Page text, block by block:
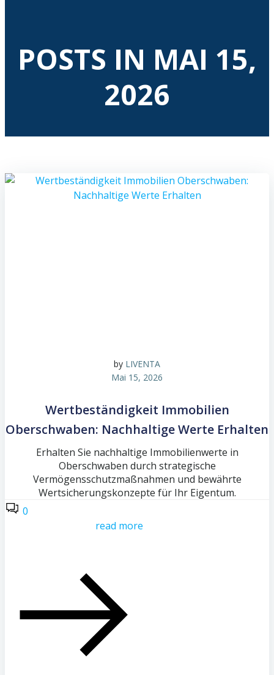
POSTS IN MAI 15,
2026
by LIVENTA
Mai 15, 2026
Wertbeständigkeit Immobilien
Oberschwaben: Nachhaltige Werte Erhalten
Erhalten Sie nachhaltige Immobilienwerte in
Oberschwaben durch strategische
Vermögensschutzmaßnahmen und bewährte
Wertsicherungskonzepte für Ihr Eigentum.
0
read more